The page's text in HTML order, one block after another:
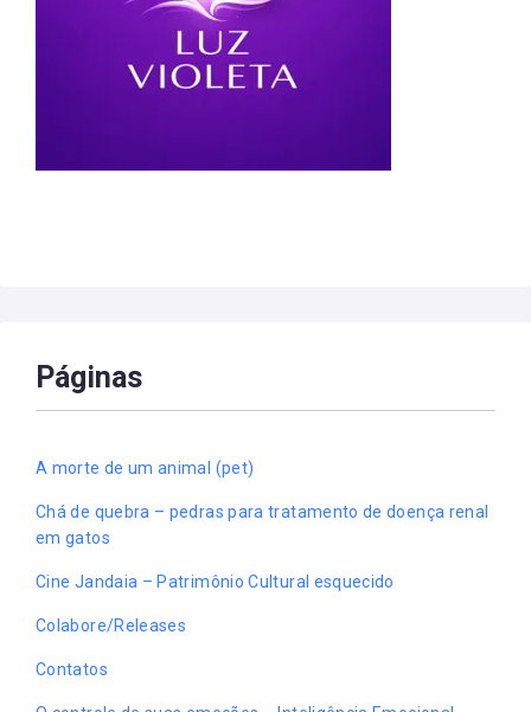
Páginas
A morte de um animal (pet)
Chá de quebra – pedras para tratamento de doença renal
em gatos
Cine Jandaia – Patrimônio Cultural esquecido
Colabore/Releases
Contatos